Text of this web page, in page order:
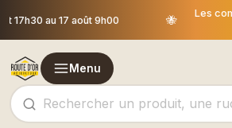
🐝
Les commandes passées après le 30
expédiées le 18 août
Menu